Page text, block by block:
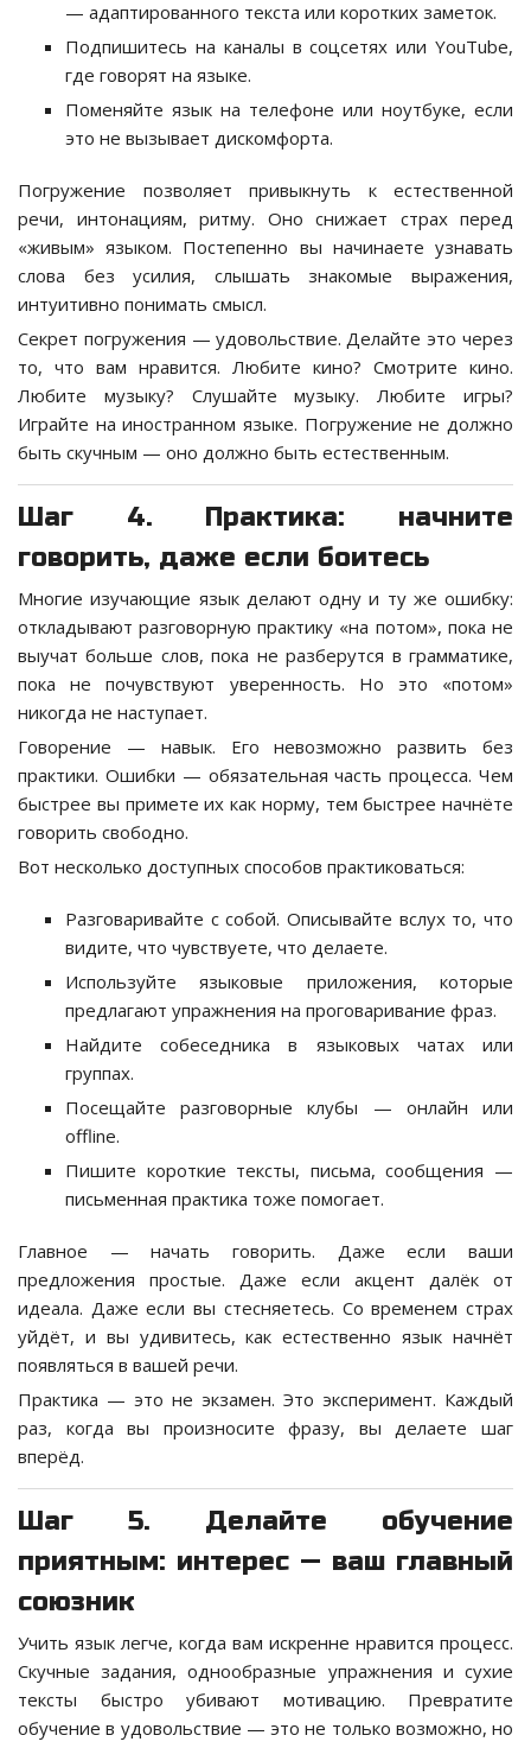
— адаптированного текста или коротких заметок.
Подпишитесь на каналы в соцсетях или YouTube,
где говорят на языке.
Поменяйте язык на телефоне или ноутбуке, если
это не вызывает дискомфорта.
Погружение позволяет привыкнуть к естественной
речи, интонациям, ритму. Оно снижает страх перед
«живым» языком. Постепенно вы начинаете узнавать
слова без усилия, слышать знакомые выражения,
интуитивно понимать смысл.
Секрет погружения — удовольствие. Делайте это через
то, что вам нравится. Любите кино? Смотрите кино.
Любите музыку? Слушайте музыку. Любите игры?
Играйте на иностранном языке. Погружение не должно
быть скучным — оно должно быть естественным.
Шаг 4. Практика: начните
говорить, даже если боитесь
Многие изучающие язык делают одну и ту же ошибку:
откладывают разговорную практику «на потом», пока не
выучат больше слов, пока не разберутся в грамматике,
пока не почувствуют уверенность. Но это «потом»
никогда не наступает.
Говорение — навык. Его невозможно развить без
практики. Ошибки — обязательная часть процесса. Чем
быстрее вы примете их как норму, тем быстрее начнёте
говорить свободно.
Вот несколько доступных способов практиковаться:
Разговаривайте с собой. Описывайте вслух то, что
видите, что чувствуете, что делаете.
Используйте языковые приложения, которые
предлагают упражнения на проговаривание фраз.
Найдите собеседника в языковых чатах или
группах.
Посещайте разговорные клубы — онлайн или
offline.
Пишите короткие тексты, письма, сообщения —
письменная практика тоже помогает.
Главное — начать говорить. Даже если ваши
предложения простые. Даже если акцент далёк от
идеала. Даже если вы стесняетесь. Со временем страх
уйдёт, и вы удивитесь, как естественно язык начнёт
появляться в вашей речи.
Практика — это не экзамен. Это эксперимент. Каждый
раз, когда вы произносите фразу, вы делаете шаг
вперёд.
Шаг 5. Делайте обучение
приятным: интерес — ваш главный
союзник
Учить язык легче, когда вам искренне нравится процесс.
Скучные задания, однообразные упражнения и сухие
тексты быстро убивают мотивацию. Превратите
обучение в удовольствие — это не только возможно, но